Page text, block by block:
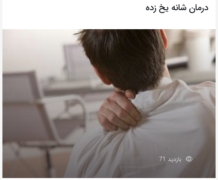
درمان شانه یخ زده
بازدید 71